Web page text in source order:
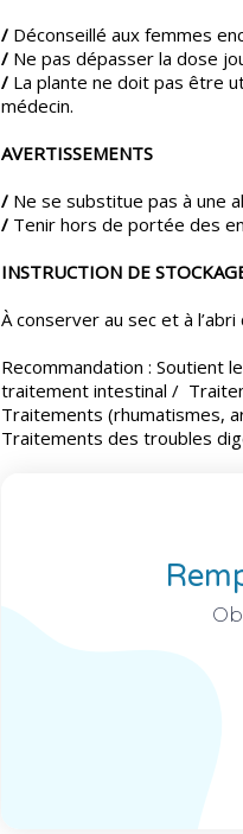
/ Déconseillé aux femmes
/ Ne pas dépasser la dose
/ La plante ne doit pas être
médecin.
AVERTISSEMENTS
/ Ne se substitue pas à une
/ Tenir hors de portée des
INSTRUCTION DE
À conserver au sec et à l’abri
Recommandation : Soutient
traitement intestinal /
Traitements (rhumatismes,
Traitements des troubles